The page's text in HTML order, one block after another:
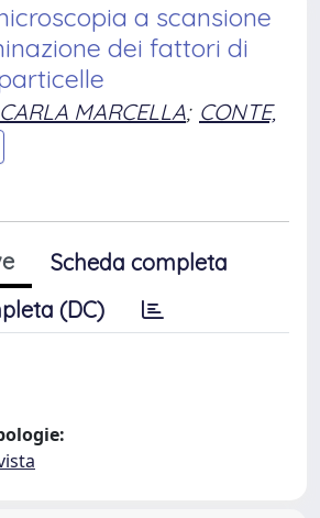
a scansione
dei fattori di
MARCELLA; CONTE,
Scheda completa
(DC)